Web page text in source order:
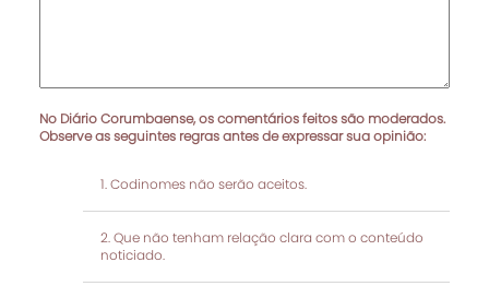
No Diário Corumbaense, os comentários feitos são moderados.
Observe as seguintes regras antes de expressar sua opinião:
Codinomes não serão aceitos.
Que não tenham relação clara com o conteúdo
noticiado.